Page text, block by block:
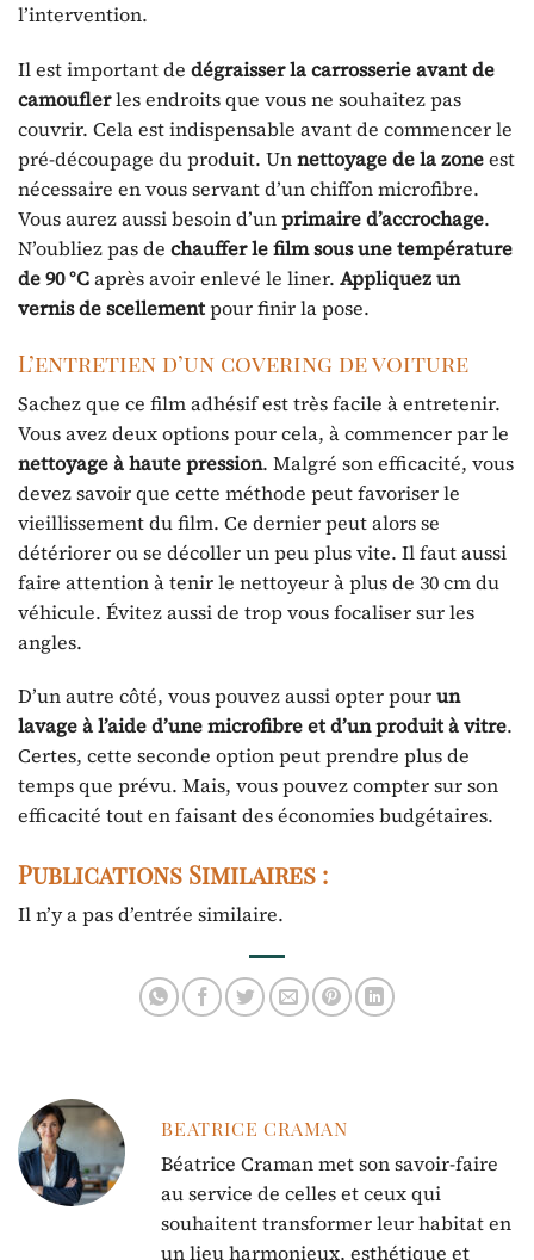
l’intervention.
Il est important de dégraisser la carrosserie avant de
camouflerles endroits que vous ne souhaitez pas
couvrir. Cela est indispensable avant de commencer le
pré-découpage du produit. Unnettoyage de la zoneest
nécessaire en vous servant d’un chiffon microfibre.
Vous aurez aussi besoin d’unprimaire d’accrochage.
N’oubliez pas de chauffer le film sous une température
de 90 °Caprès avoir enlevé le liner. Appliquez un
vernis de scellementpour finir la pose.
L’entretien d’un covering de voiture
Sachez que ce film adhésif est très facile à entretenir.
Vous avez deux options pour cela, à commencer par le
nettoyage à haute pression. Malgré son efficacité, vous
devez savoir que cette méthode peut favoriser le
vieillissement du film. Ce dernier peut alors se
détériorer ou se décoller un peu plus vite. Il faut aussi
faire attention à tenir le nettoyeur à plus de 30 cm du
véhicule. Évitez aussi de trop vous focaliser sur les
angles.
D’un autre côté, vous pouvez aussi opter pourun
lavage à l’aide d’une microfibre et d’unproduit à vitre.
Certes, cette seconde option peut prendre plus de
temps que prévu. Mais, vous pouvez compter sur son
efficacité tout en faisant des économies budgétaires.
Publications Similaires :
Il n’y a pas d’entrée similaire.
BEATRICE CRAMAN
Béatrice Craman met son savoir-faire
au service de celles et ceux qui
souhaitent transformer leur habitat en
un lieu harmonieux, esthétique et